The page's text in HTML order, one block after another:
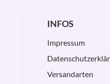
INFOS
Impressum
Versandarten